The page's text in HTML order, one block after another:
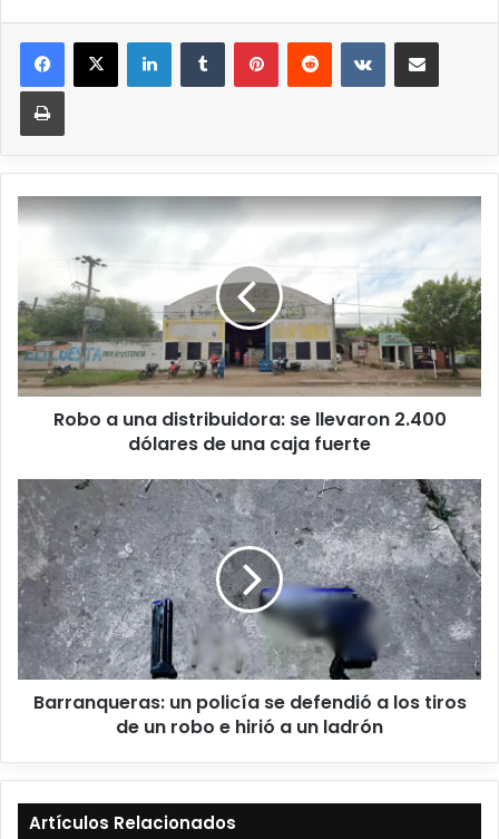
Robo a una distribuidora: se llevaron 2.400
dólares de una caja fuerte
Barranqueras: un policía se defendió a los tiros
de un robo e hirió a un ladrón
Artículos Relacionados